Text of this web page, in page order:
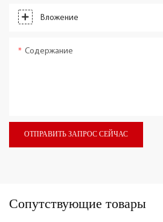
Вложение
Содержание
ОТПРАВИТЬ ЗАПРОС СЕЙЧАС
Сопутствующие товары